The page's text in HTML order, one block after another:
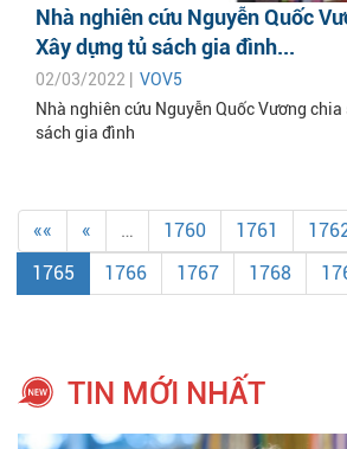
Nhà nghiên cứu Nguyễn Quốc
Xây dựng tủ sách gia đình...
02/03/2022 | VOV5
Nhà nghiên cứu Nguyễn Quốc Vương
sách gia đình
«« « … 1760 1761
1765
1766 1767 1768
TIN MỚI NHẤT